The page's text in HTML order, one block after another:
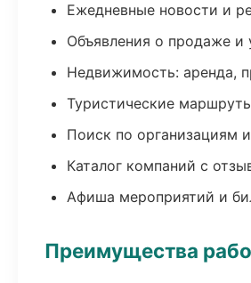
Ежедневные новости и
Объявления о продаже и
Недвижимость: аренда,
Туристические
Поиск по организациям
Каталог компаний с
Афиша мероприятий и
Преимущества